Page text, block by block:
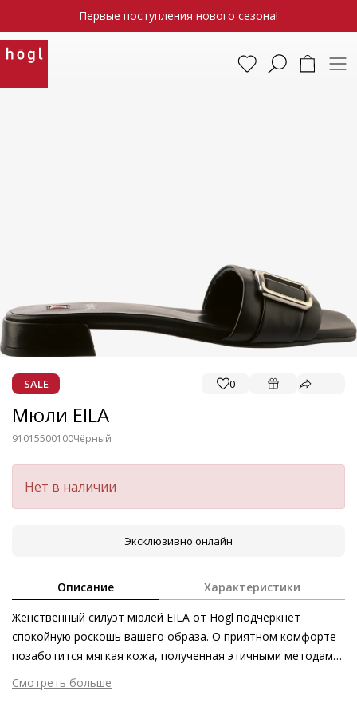
Первые поступления нового сезона!
SALE 0
Мюли EILA
91015500100Чёрный
Нет в наличии
Эксклюзивно онлайн
Описание Характеристики
Женственный силуэт мюлей EILA от Högl подчеркнёт
спокойную роскошь вашего образа. О приятном комфорте
позаботится мягкая кожа, полученная этичными методами
на экологически безопасном производстве. Лаконичный
ремешок этой летней пары украшен эффектной
Смотреть больше